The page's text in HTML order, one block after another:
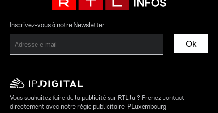
Inscrivez-vous à notre Newsletter
Ok
Vous souhaitez faire de la publicité sur RTL.lu ? Prenez contact
directement avec notre régie publicitaire IPLuxembourg